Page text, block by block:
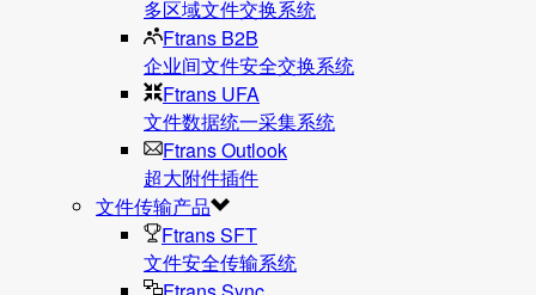
多区域文件交换系统
Ftrans B2B
企业间文件安全交换系统
Ftrans UFA
文件数据统⼀采集系统
Ftrans Outlook
超大附件插件
文件传输产品
Ftrans SFT
文件安全传输系统